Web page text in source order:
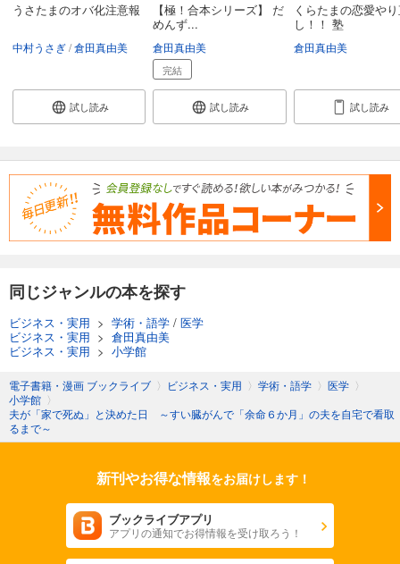
うさたまのオバ化注意報
中村うさぎ 倉田真由美
試し読み
【極！合本シリーズ】 だ
めんず...
倉田真由美
完結
試し読み
くらたまの恋愛や
し！！ 塾
倉田真由美
試し読み
同じジャンルの本を探す
ビジネス・実用 > 学術・語学 / 医学
ビジネス・実用 > 倉田真由美
ビジネス・実用 > 小学館
電子書籍・漫画 ブックライブ 〉 ビジネス・実用 〉 学術・語学 〉 医学 〉
小学館 〉
夫が「家で死ぬ」と決めた日 ～すい臓がんで「余命６か月」の夫を自宅で看取
るまで～
新刊やお得な情報をお届けします！
ブックライブアプリ
アプリの通知でお得情報を受け取ろう！